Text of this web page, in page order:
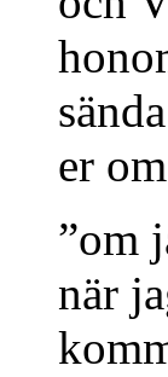
er
”om
när